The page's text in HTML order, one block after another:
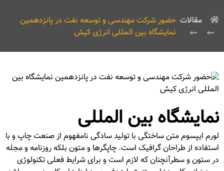
مقالات حضور شرکت مهندسی و توسعه نفت در پانزدهمین
نمایشگاه بین المللی انرژی کیش
نمایشگاه بین المللی
لورم ایپسوم متن ساختگی با تولید سادگی نامفهوم از صنعت چاپ و با
استفاده از طراحان گرافیک است. چاپگرها و متون بلکه روزنامه و مجله
در ستون و سطرآنچنان که لازم است و برای شرایط فعلی تکنولوژی